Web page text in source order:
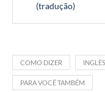
(tradução)
COMO DIZER INGLÊS
PARA VOCÊ TAMBÉM